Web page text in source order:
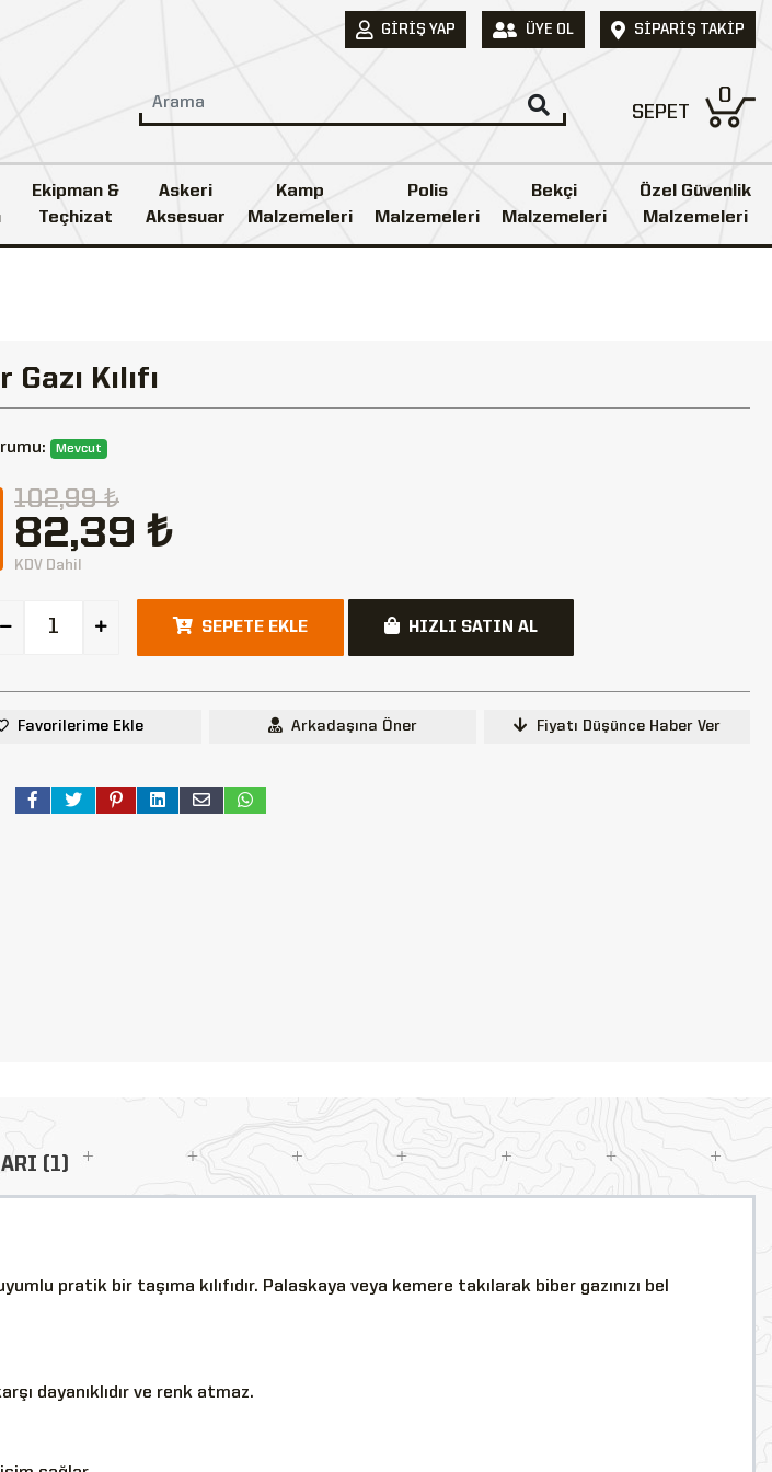
GIRIŞ YAP ÜYE OL SIPARIŞ TAKIP
SEPET
0
Ekipman &
Teçhizat
Askeri
Aksesuar
Kamp
Malzemeleri
Polis
Malzemeleri
Bekçi
Malzemeleri
Özel Güvenlik
Malzemeleri
Gazı Kılıfı
Mevcut
102,99 ₺
82,39 ₺
KDV Dahil
SEPETE EKLE HIZLI SATIN AL
Favorilerime Ekle Arkadaşına Öner Fiyatı Düşünce Haber Ver
(1)
pratik bir taşıma kılıfıdır. Palaskaya veya kemere takılarak biber gazınızı bel
dayanıklıdır ve renk atmaz.